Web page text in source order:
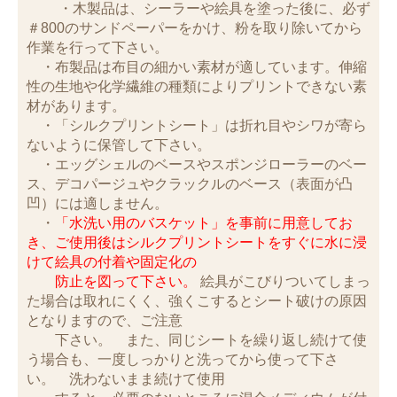
・木製品は、シーラーや絵具を塗った後に、必ず
＃800のサンドペーパーをかけ、粉を取り除いてから
作業を行って下さい。
・布製品は布目の細かい素材が適しています。伸縮
性の生地や化学繊維の種類によりプリントできない素
材があります。
・「シルクプリントシート」は折れ目やシワが寄ら
ないように保管して下さい。
・エッグシェルのベースやスポンジローラーのベー
ス、デコパージュやクラックルのベース（表面が凸
凹）には適しません。
・
「水洗い用のバスケット」を事前に用意してお
き、ご使用後はシルクプリントシートをすぐに水に浸
けて絵具の付着や固定化の
防止を図って下さい。
絵具がこびりついてしまっ
た場合は取れにくく、強くこするとシート破けの原因
となりますので、ご注意
下さい。 また、同じシートを繰り返し続けて使
う場合も、一度しっかりと洗ってから使って下さ
い。 洗わないまま続けて使用